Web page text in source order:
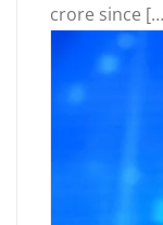
crore since